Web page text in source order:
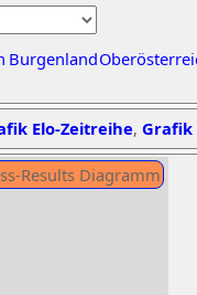
Burgenland
Elo-Zeitreihe, Grafik